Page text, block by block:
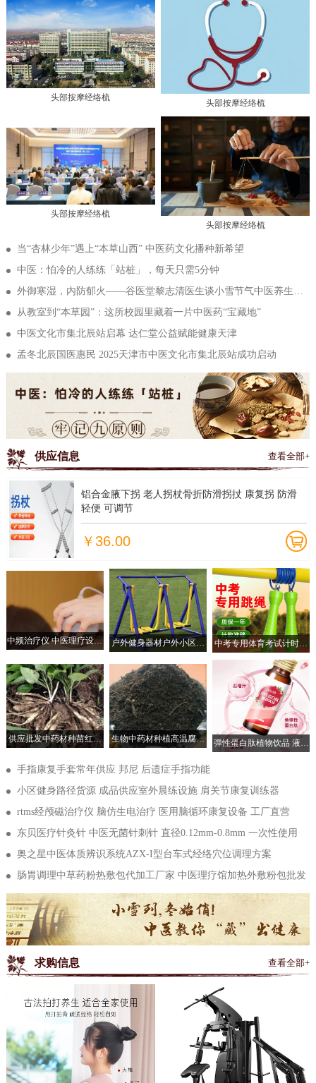
头部按摩经络梳
头部按摩经络梳
头部按摩经络梳
头部按摩经络梳
当“杏林少年”遇上“本草山西” 中医药文化播种新希望
中医：怕冷的人练练「站桩」，每天只需5分钟
外御寒湿，内防郁火——谷医堂黎志清医生谈小雪节气中医养生的“内外兼防”之道
从教室到“本草园”：这所校园里藏着一片中医药“宝藏地”
中医文化市集北辰站启幕 达仁堂公益赋能健康天津
孟冬北辰国医惠民 2025天津市中医文化市集北辰站成功启动
供应信息 查看全部+
铝合金腋下拐 老人拐杖骨折防滑拐扙 康复拐 防滑
轻便 可调节
￥36.00
中频治疗仪 中医理疗设备
户外健身器材户外小区社
育运动路径漫步机
中考专用体育考试计时计
数款跳绳初三儿童小学生
供应批发中药材种苗红花
发
生物中药材种植高温腐熟
弹性蛋白肽植物饮品 液饮
手指康复手套常年供应 邦尼 后遗症手指功能
小区健身路径货源 成品供应室外晨练设施 肩关节康复训练器
rtms经颅磁治疗仪 脑仿生电治疗 医用脑循环康复设备 工厂直营
东贝医疗针灸针 中医无菌针刺针 直径0.12mm-0.8mm 一次性使用
奥之星中医体质辨识系统AZX-I型台车式经络穴位调理方案
肠胃调理中草药粉热敷包代加工厂家 中医理疗馆加热外敷粉包批发
求购信息 查看全部+